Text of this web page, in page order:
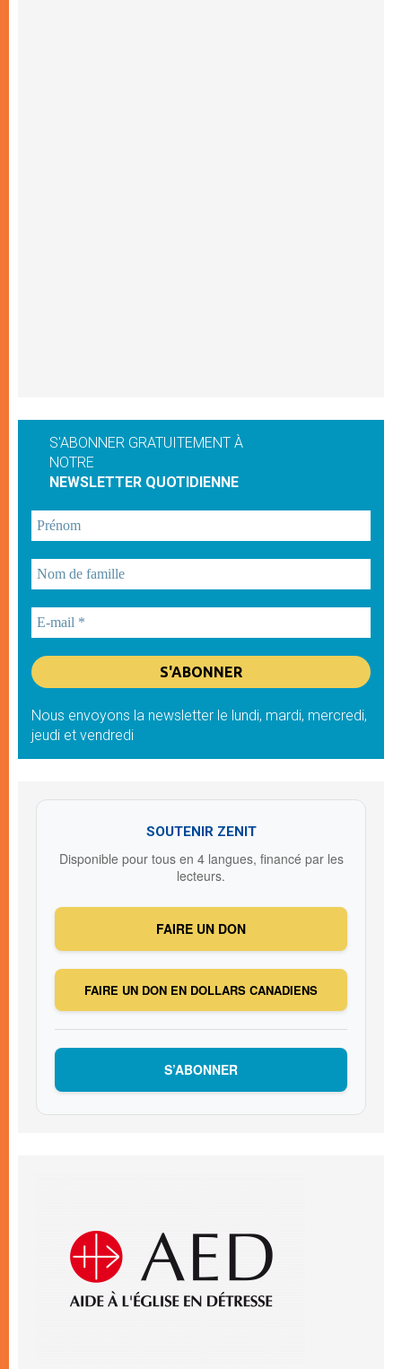
S'ABONNER GRATUITEMENT À
NOTRE
NEWSLETTER QUOTIDIENNE
Nous envoyons la newsletter le lundi, mardi, mercredi,
jeudi et vendredi
SOUTENIR ZENIT
Disponible pour tous en 4 langues, financé par les
lecteurs.
FAIRE UN DON
FAIRE UN DON EN DOLLARS CANADIENS
S’ABONNER